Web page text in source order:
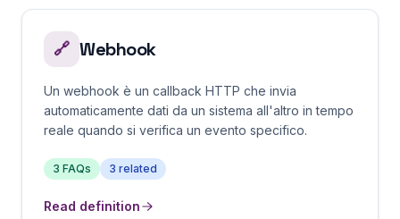
🔗 Webhook
Un webhook è un callback HTTP che invia
automaticamente dati da un sistema all'altro in tempo
reale quando si verifica un evento specifico.
3 FAQs 3 related
Read definition